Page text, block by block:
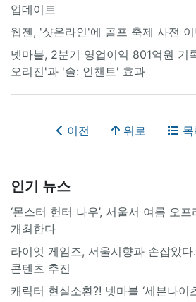
업데이트
웹젠, '샷온라인'에 골프 축제 사전
넷마블, 2분기 영업이익 801억원 기
오리진'과 '솔: 인챈트' 효과
이전 위로
인기 뉴스
‘몬스터 헌터 나우’, 서울서 여름 오프
개최한다
라이엇 게임즈, 서울시향과 손잡았
콘텐츠 추진
캐릭터 현실소환?! 넷마블 ‘세븐나이